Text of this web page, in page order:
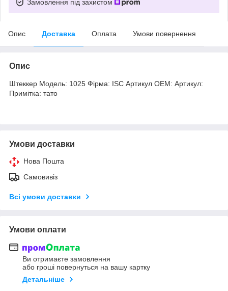
Замовлення під захистом
Опис Доставка Оплата Умови повернення
Опис
Штеккер Модель: 1025 Фірма: ISC Артикул OEM: Артикул:
Примітка: тато
Умови доставки
Нова Пошта
Самовивіз
Всі умови доставки
Умови оплати
Ви отримаєте замовлення
або гроші повернуться на вашу картку
Детальніше